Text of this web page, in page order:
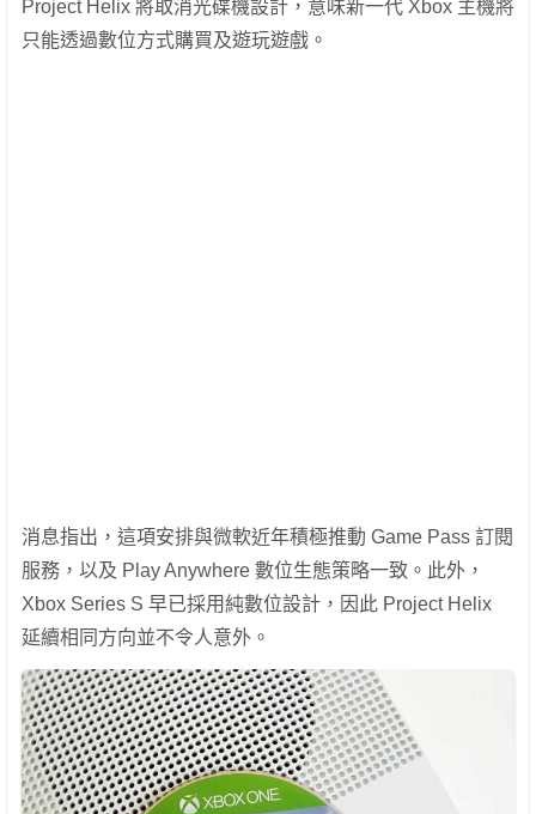
Project Helix 將取消光碟機設計，意味新一代 Xbox 主機將
只能透過數位方式購買及遊玩遊戲。
消息指出，這項安排與微軟近年積極推動 Game Pass 訂閱
服務，以及 Play Anywhere 數位生態策略一致。此外，
Xbox Series S 早已採用純數位設計，因此 Project Helix
延續相同方向並不令人意外。